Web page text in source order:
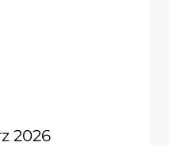
2026